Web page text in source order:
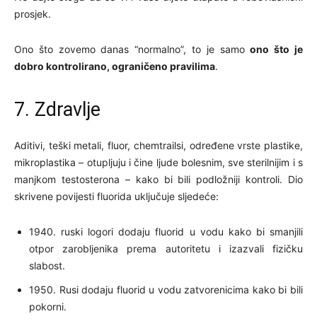
prosjek.
Ono što zovemo danas “normalno”, to je samoono što je
dobro kontrolirano, ograničeno pravilima.
7. Zdravlje
Aditivi, teški metali, fluor, chemtrailsi, određene vrste plastike,
mikroplastika – otupljuju i čine ljude bolesnim, sve sterilnijim i s
manjkom testosterona – kako bi bili podložniji kontroli. Dio
skrivene povijesti fluorida uključuje sljedeće:
1940. ruski logori dodaju fluorid u vodu kako bi smanjili
otpor zarobljenika prema autoritetu i izazvali fizičku
slabost.
1950. Rusi dodaju fluorid u vodu zatvorenicima kako bi bili
pokorni.